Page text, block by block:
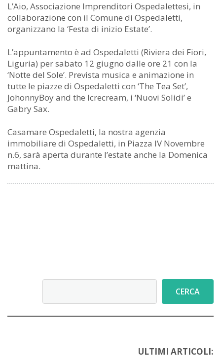
L’Aio, Associazione Imprenditori Ospedalettesi, in
collaborazione con il Comune di Ospedaletti,
organizzano la ‘Festa di inizio Estate’.
L’appuntamento è ad Ospedaletti (Riviera dei Fiori,
Liguria) per sabato 12 giugno dalle ore 21 con la
‘Notte del Sole’. Prevista musica e animazione in
tutte le piazze di Ospedaletti con ‘The Tea Set’,
JohonnyBoy and the Icrecream, i ‘Nuovi Solidi’ e
Gabry Sax.
Casamare Ospedaletti, la nostra agenzia
immobiliare di Ospedaletti, in Piazza IV Novembre
n.6, sarà aperta durante l’estate anche la Domenica
mattina.
CERCA
ULTIMI ARTICOLI: